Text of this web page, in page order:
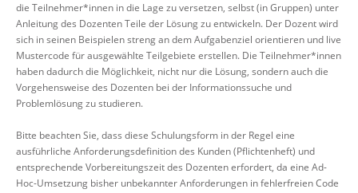
die Teilnehmer*innen in die Lage zu versetzen, selbst (in Gruppen) unter
Anleitung des Dozenten Teile der Lösung zu entwickeln. Der Dozent wird
sich in seinen Beispielen streng an dem Aufgabenziel orientieren und live
Mustercode für ausgewählte Teilgebiete erstellen. Die Teilnehmer*innen
haben dadurch die Möglichkeit, nicht nur die Lösung, sondern auch die
Vorgehensweise des Dozenten bei der Informationssuche und
Problemlösung zu studieren.
Bitte beachten Sie, dass diese Schulungsform in der Regel eine
ausführliche Anforderungsdefinition des Kunden (Pflichtenheft) und
entsprechende Vorbereitungszeit des Dozenten erfordert, da eine Ad-
Hoc-Umsetzung bisher unbekannter Anforderungen in fehlerfreien Code